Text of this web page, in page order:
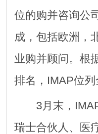
位的购并咨询公
成，包括欧洲，
业购并顾问。根
排名，IMAP位
3月末，IMAP
瑞士合伙人、医